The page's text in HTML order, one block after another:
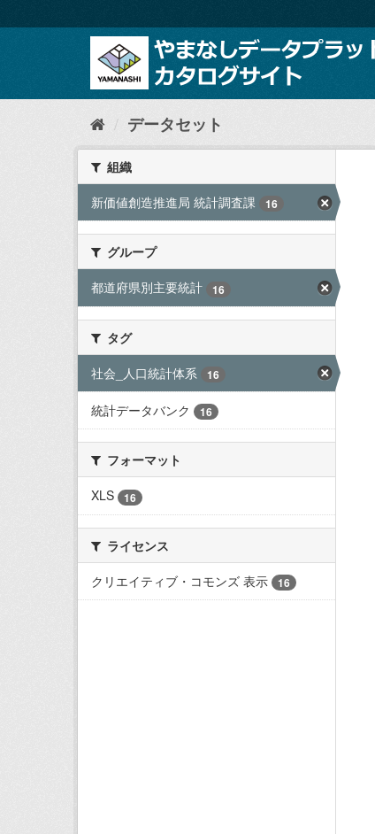
キ
て
データセット
組織
新価値創造推進局 統計調査課
16
グループ
都道府県別主要統計
16
タグ
社会_人口統計体系
16
統計データバンク 16
フォーマット
XLS
16
ライセンス
クリエイティブ・コモンズ 表示
16